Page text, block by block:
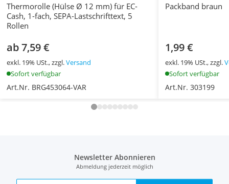
Thermorolle (Hülse Ø 12 mm) für EC-
Cash, 1-fach, SEPA-Lastschrifttext, 5
Rollen
ab 7,59 €
exkl. 19% USt., zzgl.Versand
Sofort verfügbar
Art.Nr. BRG453064-VAR
Packband braun
1,99 €
exkl. 19% USt., zzgl.
Sofort verfügbar
Art.Nr. 303199
Newsletter Abonnieren
Abmeldung jederzeit möglich